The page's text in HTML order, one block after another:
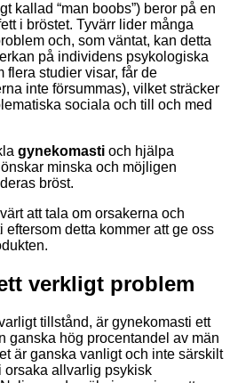
kallad “man boobs”) beror på en
i bröstet. Tyvärr lider många
och, som väntat, kan detta
på individens psykologiska
flera studier visar, får de
inte försummas), vilket sträcker
sociala och till och med
gynekomasti och hjälpa
minska och möjligen
bröst.
att tala om orsakerna och
detta kommer att ge oss
verkligt problem
tillstånd, är gynekomasti ett
ganska hög procentandel av män
är ganska vanligt och inte särskilt
orsaka allvarlig psykisk